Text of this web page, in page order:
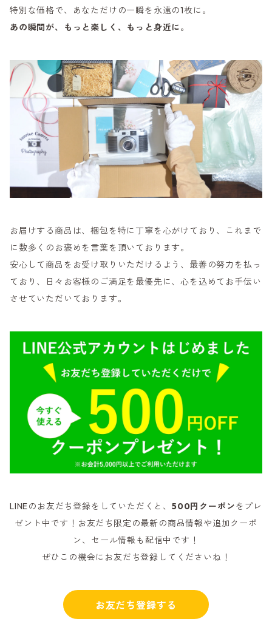
特別な価格で、あなただけの一瞬を永遠の1枚に。
あの瞬間が、もっと楽しく、もっと身近に。
お届けする商品は、梱包を特に丁寧を心がけており、これまで
に数多くのお褒めを言葉を頂いております。
安心して商品をお受け取りいただけるよう、最善の努力を払っ
ており、日々お客様のご満足を最優先に、心を込めてお手伝い
させていただいております。
LINEのお友だち登録をしていただくと、500円クーポンをプレ
ゼント中です！お友だち限定の最新の商品情報や追加クーポ
ン、セール情報も配信中です！
ぜひこの機会にお友だち登録してくださいね！
お友だち登録する